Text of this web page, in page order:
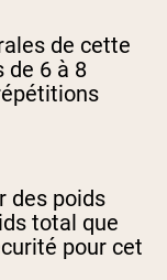
de cette
de 6 à 8
des poids
total que
pour cet